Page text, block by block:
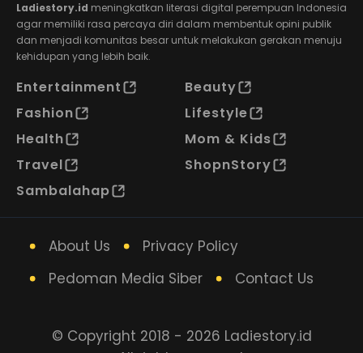
Ladiestory.id meningkatkan literasi digital perempuan Indonesia
agar memiliki rasa percaya diri dalam membentuk opini publik
dan menjadi komunitas besar untuk melakukan gerakan menuju
kehidupan yang lebih baik.
Entertainment
Beauty
Fashion
Lifestyle
Health
Mom & Kids
Travel
ShopnStory
Sambalahap
About Us
Privacy Policy
Pedoman Media Siber
Contact Us
© Copyright 2018 - 2026 Ladiestory.id